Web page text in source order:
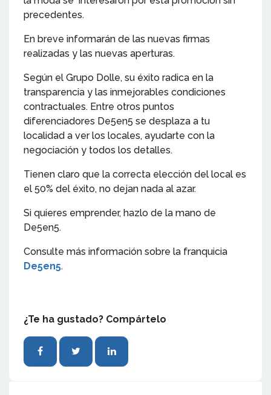
precedentes.
En breve informarán de las nuevas firmas
realizadas y las nuevas aperturas.
Según el Grupo Dolle, su éxito radica en la
transparencia y las inmejorables condiciones
contractuales. Entre otros puntos
diferenciadores De5en5 se desplaza a tu
localidad a ver los locales, ayudarte con la
negociación y todos los detalles.
Tienen claro que la correcta elección del local es
el 50% del éxito, no dejan nada al azar.
Si quieres emprender, hazlo de la mano de
De5en5.
Consulte más información sobre la franquicia
De5en5.
¿Te ha gustado? Compártelo